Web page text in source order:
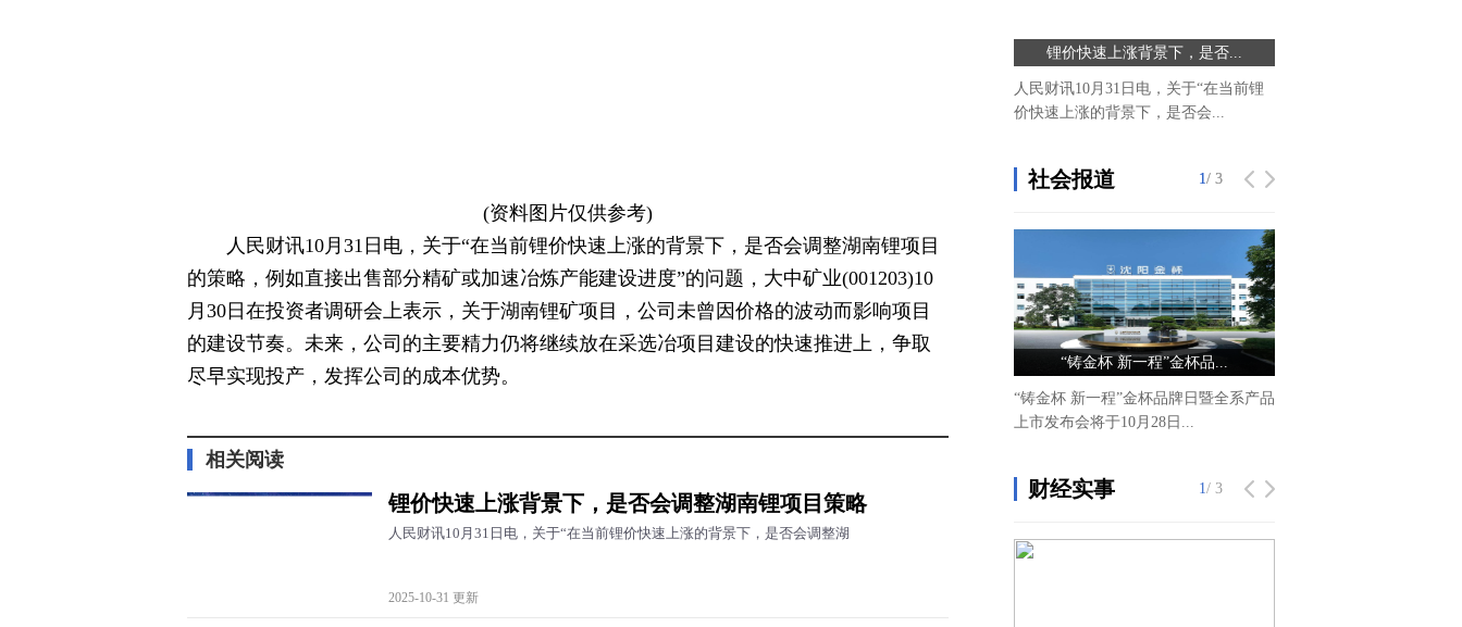
(资料图片仅供参考)
人民财讯10月31日电，关于“在当前锂价快速上涨的背景下，是否会调整湖南锂项目
的策略，例如直接出售部分精矿或加速冶炼产能建设进度”的问题，大中矿业(001203)10
月30日在投资者调研会上表示，关于湖南锂矿项目，公司未曾因价格的波动而影响项目
的建设节奏。未来，公司的主要精力仍将继续放在采选冶项目建设的快速推进上，争取
尽早实现投产，发挥公司的成本优势。
相关阅读
锂价快速上涨背景下，是否会调整湖南锂项目策略
人民财讯10月31日电，关于“在当前锂价快速上涨的背景下，是否会调整湖
2025-10-31 更新
锂价快速上涨背景下，是否...
人民财讯10月31日电，关于“在当前锂
价快速上涨的背景下，是否会...
社会报道
“铸金杯 新一程”金杯品...
“铸金杯 新一程”金杯品牌日暨全系产品
上市发布会将于10月28日...
1/ 3
1/ 3
财经实事 1/ 3